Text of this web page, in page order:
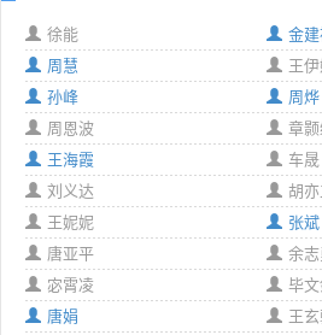
徐能
金
周慧
王
孙峰
周烨
周恩波
章
王海霞
车晟
刘义达
胡亦
王妮妮
张斌
唐亚平
余志
宓霄凌
毕文
唐娟
王